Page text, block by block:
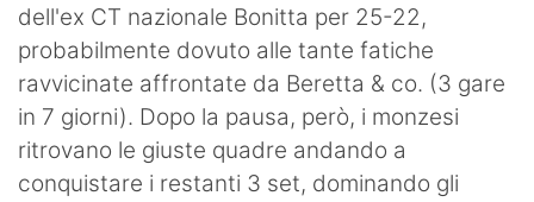
dell'ex CT nazionale Bonitta per 25-22,
probabilmente dovuto alle tante fatiche
ravvicinate affrontate da Beretta & co. (3 gare
in 7 giorni). Dopo la pausa, però, i monzesi
ritrovano le giuste quadre andando a
conquistare i restanti 3 set, dominando gli